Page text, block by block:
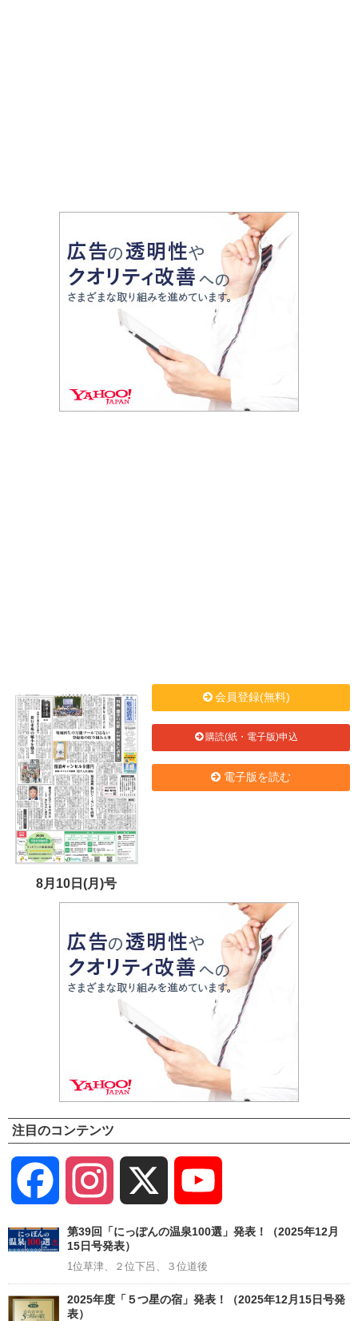
8月10日(月)号
会員登録(無料)
購読(紙・電子版)申込
電子版を読む
注目のコンテンツ
Facebook Instagram
Channel
第39回「にっぽんの温泉100選」発表！（2025年12月
15日号発表）
1位草津、２位下呂、３位道後
2025年度「５つ星の宿」発表！（2025年12月15日号発
表）